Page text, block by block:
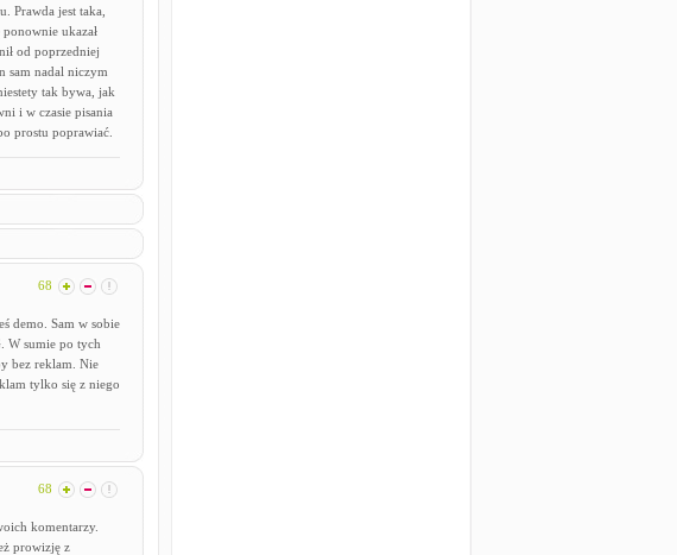
Prawda jest taka,
ukazał
od poprzedniej
sam nadal niczym
tak bywa, jak
i w czasie pisania
prostu poprawiać.
68
demo. Sam w sobie
W sumie po tych
bez reklam. Nie
tylko się z niego
68
komentarzy.
prowizję z